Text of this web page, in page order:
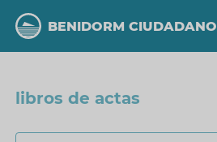
contenido
principal
BENIDORM CIUDADANO
libros de actas